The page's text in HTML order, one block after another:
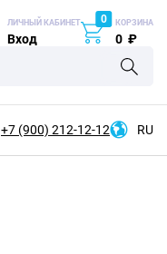
ЛИЧНЫЙ КАБИНЕТ
Вход
0 КОРЗИНА
0 ₽
+7 (900) 212-12-12 RU